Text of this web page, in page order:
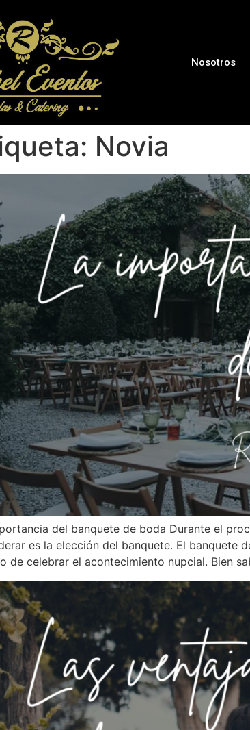
Nosotros
Novia
del banquete de boda Durante el
es la elección del banquete. El banquete
de celebrar el acontecimiento nupcial. Bien